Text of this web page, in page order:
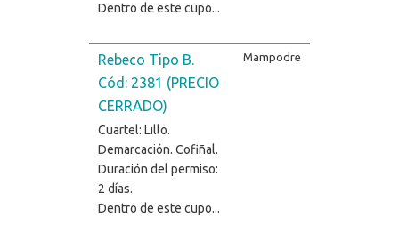
Dentro de este cupo...
Rebeco Tipo B.
Cód: 2381 (PRECIO
CERRADO)
Cuartel: Lillo.
Demarcación. Cofiñal.
Duración del permiso:
2 días.
Dentro de este cupo...
Mampodre